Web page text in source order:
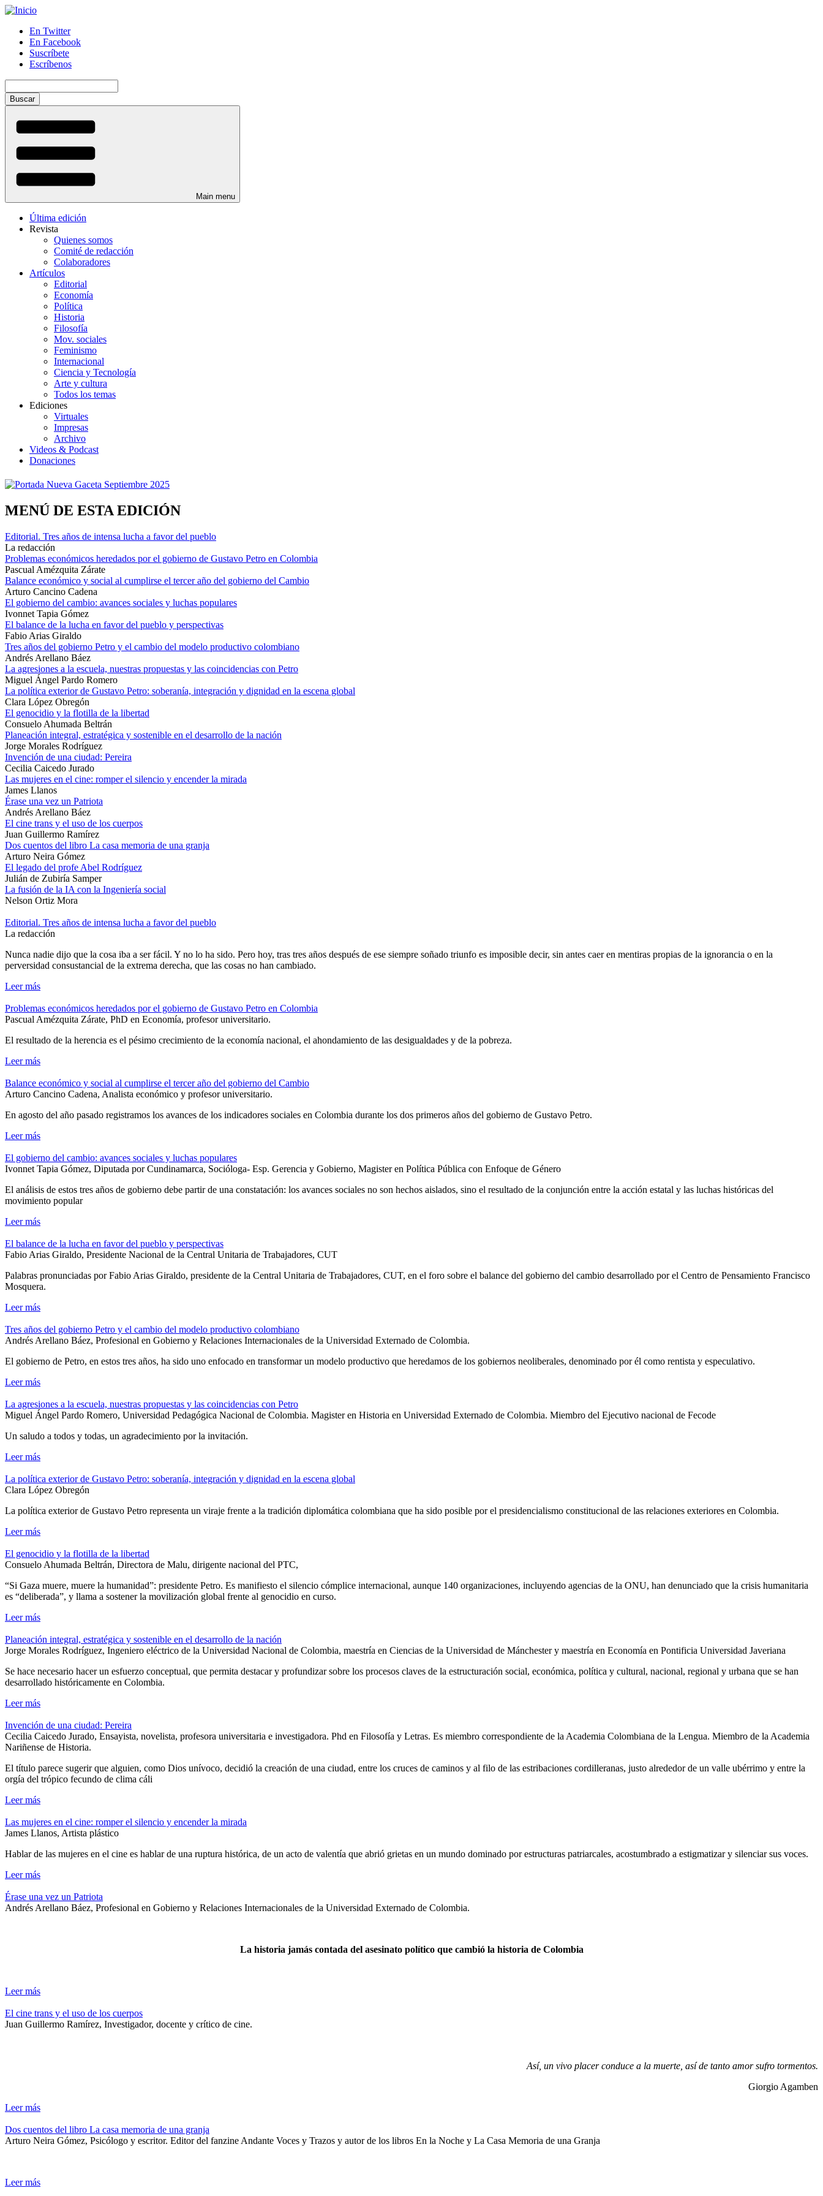
Pasar
contenido
principal
Menú
auxiliar
En Twitter
En Facebook
Suscríbete
Escríbenos
Main menu
Última edición
Revista
Quienes somos
Comité de redacción
Colaboradores
Artículos
Editorial
Economía
Política
Historia
Filosofía
Mov. sociales
Feminismo
Internacional
Ciencia y Tecnología
Arte y cultura
Todos los temas
Ediciones
Virtuales
Impresas
Archivo
Videos & Podcast
Donaciones
MENÚ DE ESTA EDICIÓN
Editorial. Tres años de intensa lucha a favor del pueblo
La redacción
Problemas económicos heredados por el gobierno de Gustavo Petro en Colombia
Pascual Amézquita Zárate
Balance económico y social al cumplirse el tercer año del gobierno del Cambio
Arturo Cancino Cadena
El gobierno del cambio: avances sociales y luchas populares
Ivonnet Tapia Gómez
El balance de la lucha en favor del pueblo y perspectivas
Fabio Arias Giraldo
Tres años del gobierno Petro y el cambio del modelo productivo colombiano
Andrés Arellano Báez
La agresiones a la escuela, nuestras propuestas y las coincidencias con Petro
Miguel Ángel Pardo Romero
La política exterior de Gustavo Petro: soberanía, integración y dignidad en la escena global
Clara López Obregón
El genocidio y la flotilla de la libertad
Consuelo Ahumada Beltrán
Planeación integral, estratégica y sostenible en el desarrollo de la nación
Jorge Morales Rodríguez
Invención de una ciudad: Pereira
Cecilia Caicedo Jurado
Las mujeres en el cine: romper el silencio y encender la mirada
James Llanos
Érase una vez un Patriota
Andrés Arellano Báez
El cine trans y el uso de los cuerpos
Juan Guillermo Ramírez
Dos cuentos del libro La casa memoria de una granja
Arturo Neira Gómez
El legado del profe Abel Rodríguez
Julián de Zubiría Samper
La fusión de la IA con la Ingeniería social
Nelson Ortiz Mora
Editorial. Tres años de intensa lucha a favor del pueblo
La redacción
Nunca nadie dijo que la cosa iba a ser fácil. Y no lo ha sido. Pero hoy, tras tres años después de ese siempre soñado triunfo es imposible decir, sin antes caer en mentiras propias de la ignorancia o en la
perversidad consustancial de la extrema derecha, que las cosas no han cambiado.
Leer más
Problemas económicos heredados por el gobierno de Gustavo Petro en Colombia
Pascual Amézquita Zárate, PhD en Economía, profesor universitario.
El resultado de la herencia es el pésimo crecimiento de la economía nacional, el ahondamiento de las desigualdades y de la pobreza.
Leer más
Balance económico y social al cumplirse el tercer año del gobierno del Cambio
Arturo Cancino Cadena, Analista económico y profesor universitario.
En agosto del año pasado registramos los avances de los indicadores sociales en Colombia durante los dos primeros años del gobierno de Gustavo Petro.
Leer más
El gobierno del cambio: avances sociales y luchas populares
Ivonnet Tapia Gómez, Diputada por Cundinamarca, Socióloga- Esp. Gerencia y Gobierno, Magister en Política Pública con Enfoque de Género
El análisis de estos tres años de gobierno debe partir de una constatación: los avances sociales no son hechos aislados, sino el resultado de la conjunción entre la acción estatal y las luchas históricas del
movimiento popular
Leer más
El balance de la lucha en favor del pueblo y perspectivas
Fabio Arias Giraldo, Presidente Nacional de la Central Unitaria de Trabajadores, CUT
Palabras pronunciadas por Fabio Arias Giraldo, presidente de la Central Unitaria de Trabajadores, CUT, en el foro sobre el balance del gobierno del cambio desarrollado por el Centro de Pensamiento Francisco
Mosquera.
Leer más
Tres años del gobierno Petro y el cambio del modelo productivo colombiano
Andrés Arellano Báez, Profesional en Gobierno y Relaciones Internacionales de la Universidad Externado de Colombia.
El gobierno de Petro, en estos tres años, ha sido uno enfocado en transformar un modelo productivo que heredamos de los gobiernos neoliberales, denominado por él como rentista y especulativo.
Leer más
La agresiones a la escuela, nuestras propuestas y las coincidencias con Petro
Miguel Ángel Pardo Romero, Universidad Pedagógica Nacional de Colombia. Magister en Historia en Universidad Externado de Colombia. Miembro del Ejecutivo nacional de Fecode
Un saludo a todos y todas, un agradecimiento por la invitación.
Leer más
La política exterior de Gustavo Petro: soberanía, integración y dignidad en la escena global
Clara López Obregón
La política exterior de Gustavo Petro representa un viraje frente a la tradición diplomática colombiana que ha sido posible por el presidencialismo constitucional de las relaciones exteriores en Colombia.
Leer más
El genocidio y la flotilla de la libertad
Consuelo Ahumada Beltrán, Directora de Malu, dirigente nacional del PTC,
“Si Gaza muere, muere la humanidad”: presidente Petro. Es manifiesto el silencio cómplice internacional, aunque 140 organizaciones, incluyendo agencias de la ONU, han denunciado que la crisis humanitaria
es “deliberada”, y llama a sostener la movilización global frente al genocidio en curso.
Leer más
Planeación integral, estratégica y sostenible en el desarrollo de la nación
Jorge Morales Rodríguez, Ingeniero eléctrico de la Universidad Nacional de Colombia, maestría en Ciencias de la Universidad de Mánchester y maestría en Economía en Pontificia Universidad Javeriana
Se hace necesario hacer un esfuerzo conceptual, que permita destacar y profundizar sobre los procesos claves de la estructuración social, económica, política y cultural, nacional, regional y urbana que se han
desarrollado históricamente en Colombia.
Leer más
Invención de una ciudad: Pereira
Cecilia Caicedo Jurado, Ensayista, novelista, profesora universitaria e investigadora. Phd en Filosofía y Letras. Es miembro correspondiente de la Academia Colombiana de la Lengua. Miembro de la Academia
Nariñense de Historia.
El título parece sugerir que alguien, como Dios unívoco, decidió la creación de una ciudad, entre los cruces de caminos y al filo de las estribaciones cordilleranas, justo alrededor de un valle ubérrimo y entre la
orgía del trópico fecundo de clima cáli
Leer más
Las mujeres en el cine: romper el silencio y encender la mirada
James Llanos, Artista plástico
Hablar de las mujeres en el cine es hablar de una ruptura histórica, de un acto de valentía que abrió grietas en un mundo dominado por estructuras patriarcales, acostumbrado a estigmatizar y silenciar sus voces.
Leer más
Érase una vez un Patriota
Andrés Arellano Báez, Profesional en Gobierno y Relaciones Internacionales de la Universidad Externado de Colombia.
La historia jamás contada del asesinato político que cambió la historia de Colombia
Leer más
El cine trans y el uso de los cuerpos
Juan Guillermo Ramírez, Investigador, docente y crítico de cine.
Así, un vivo placer conduce a la muerte, así de tanto amor sufro tormentos.
Giorgio Agamben
Leer más
Dos cuentos del libro La casa memoria de una granja
Arturo Neira Gómez, Psicólogo y escritor. Editor del fanzine Andante Voces y Trazos y autor de los libros En la Noche y La Casa Memoria de una Granja
Leer más